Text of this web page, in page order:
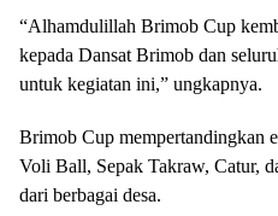
“Alhamdulillah Brimob Cup
kepada Dansat Brimob dan
untuk kegiatan ini,” ungkapnya.
Brimob Cup mempertandingkan
Voli Ball, Sepak Takraw, Catur,
dari berbagai desa.